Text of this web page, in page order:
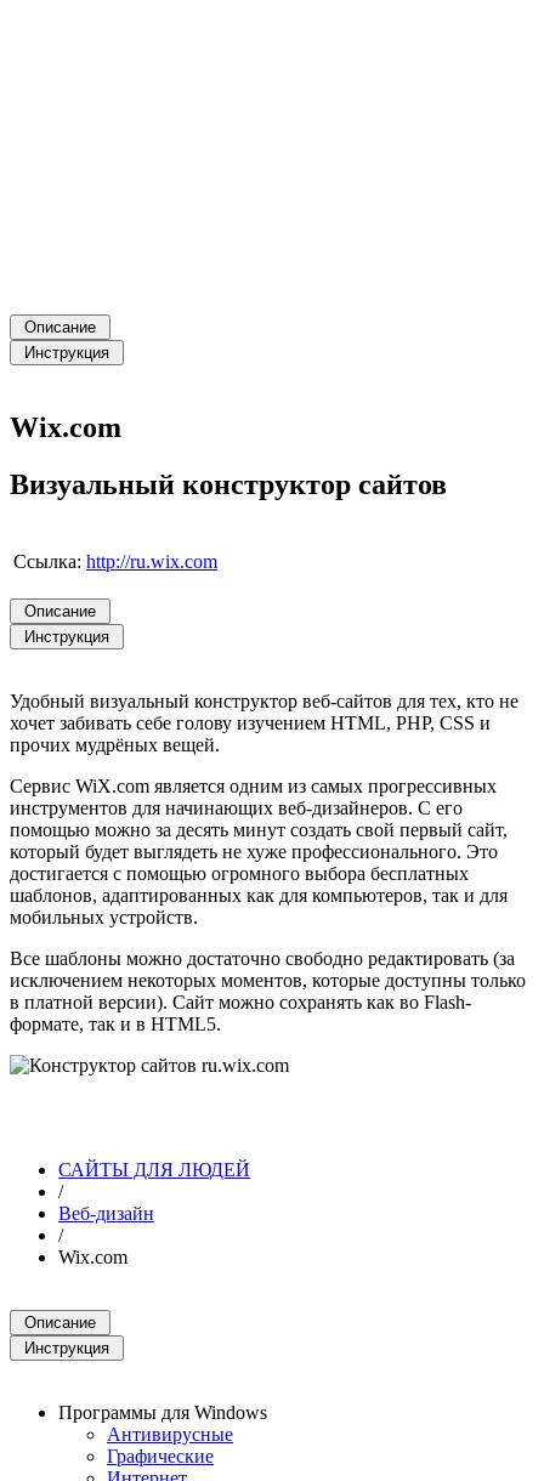
Wix.com
Визуальный конструктор сайтов
Ссылка: http://ru.wix.com
Удобный визуальный конструктор веб-сайтов для тех, кто не
хочет забивать себе голову изучением HTML, PHP, CSS и
прочих мудрёных вещей.
Сервис WiX.com является одним из самых прогрессивных
инструментов для начинающих веб-дизайнеров. С его
помощью можно за десять минут создать свой первый сайт,
который будет выглядеть не хуже профессионального. Это
достигается с помощью огромного выбора бесплатных
шаблонов, адаптированных как для компьютеров, так и для
мобильных устройств.
Все шаблоны можно достаточно свободно редактировать (за
исключением некоторых моментов, которые доступны только
в платной версии). Сайт можно сохранять как во Flash-
формате, так и в HTML5.
САЙТЫ ДЛЯ ЛЮДЕЙ
/
Веб-дизайн
/
Wix.com
Программы для Windows
Антивирусные
Графические